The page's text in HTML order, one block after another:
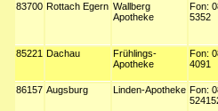
83700 Rottach Egern Wallberg
Apotheke
Fon:
5352
85221 Dachau
Frühlings-
Apotheke
Fon:
4091
86157 Augsburg Linden-Apotheke Fon: